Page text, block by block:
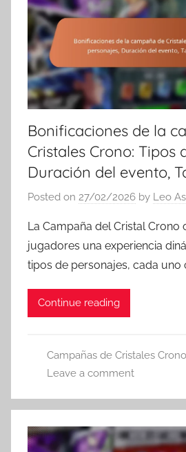
Bonificaciones de la
Cristales Crono: Tipos
Duración del evento,
Posted on 27/02/2026 by Leo
La Campaña del Cristal Crono
jugadores una experiencia
tipos de personajes, cada uno
Continue reading
Campañas de Cristales Crono
Leave a comment